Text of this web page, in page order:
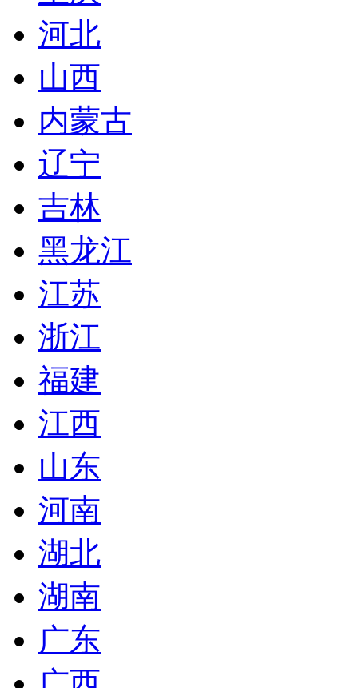
河北
山西
内蒙古
辽宁
吉林
黑龙江
江苏
浙江
福建
江西
山东
河南
湖北
湖南
广东